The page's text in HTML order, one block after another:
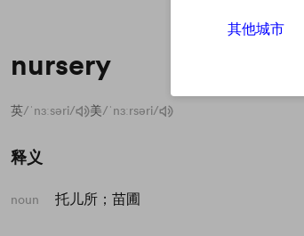
nursery
英/ˈnɜːsəri/ 美/ˈnɜːrsəri/
释义
noun 托儿所；苗圃
其他城市